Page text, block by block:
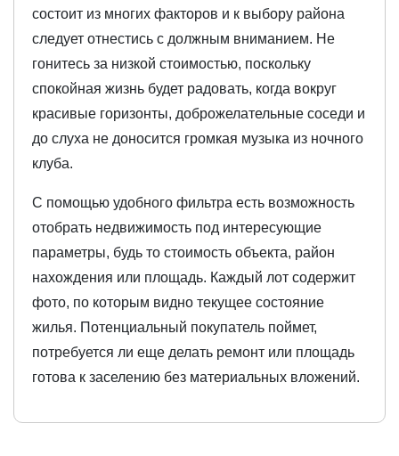
состоит из многих факторов и к выбору района
следует отнестись с должным вниманием. Не
гонитесь за низкой стоимостью, поскольку
спокойная жизнь будет радовать, когда вокруг
красивые горизонты, доброжелательные соседи и
до слуха не доносится громкая музыка из ночного
клуба.
С помощью удобного фильтра есть возможность
отобрать недвижимость под интересующие
параметры, будь то стоимость объекта, район
нахождения или площадь. Каждый лот содержит
фото, по которым видно текущее состояние
жилья. Потенциальный покупатель поймет,
потребуется ли еще делать ремонт или площадь
готова к заселению без материальных вложений.